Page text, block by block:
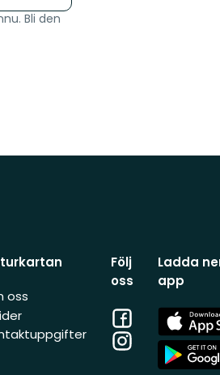
Bli den
oss
Följ
oss
Facebook
Instagram
Ladda
app
App
Store
App
Store